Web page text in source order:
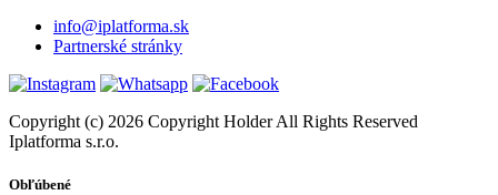
info@iplatforma.sk
Partnerské stránky
Copyright (c) 2026 Copyright Holder All Rights Reserved
Iplatforma s.r.o.
Obľúbené